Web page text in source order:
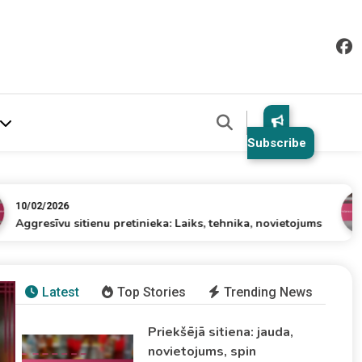
Subscribe
sitienu pretinieka: Laiks, tehnika, novietojums
Aggresīvu sitienu pretinieka:
Latest Top Stories Trending News
Priekšējā sitiena: jauda,
novietojums, spin